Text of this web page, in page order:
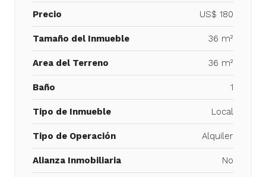
Precio US$ 180
Tamaño del Inmueble 36 m²
Area del Terreno 36 m²
Baño 1
Tipo de Inmueble Local
Tipo de Operación Alquiler
Alianza Inmobiliaria No